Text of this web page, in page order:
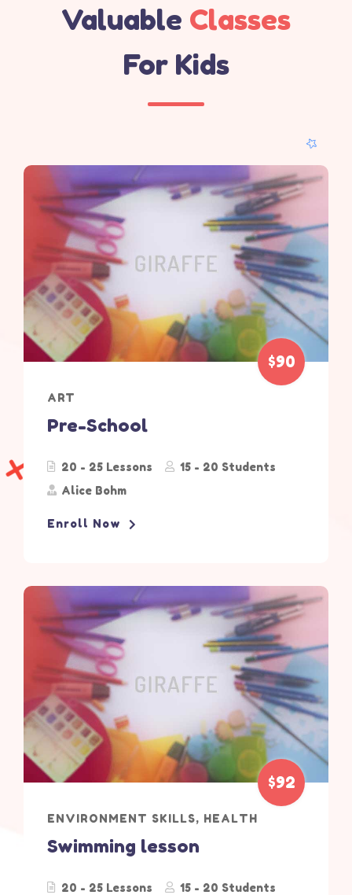
Valuable Classes
For Kids
$90
ART
Pre-School
20 - 25 Lessons
15 - 20 Students
Alice Bohm
Enroll Now
$92
ENVIRONMENT SKILLS, HEALTH
Swimming lesson
20 - 25 Lessons
15 - 20 Students